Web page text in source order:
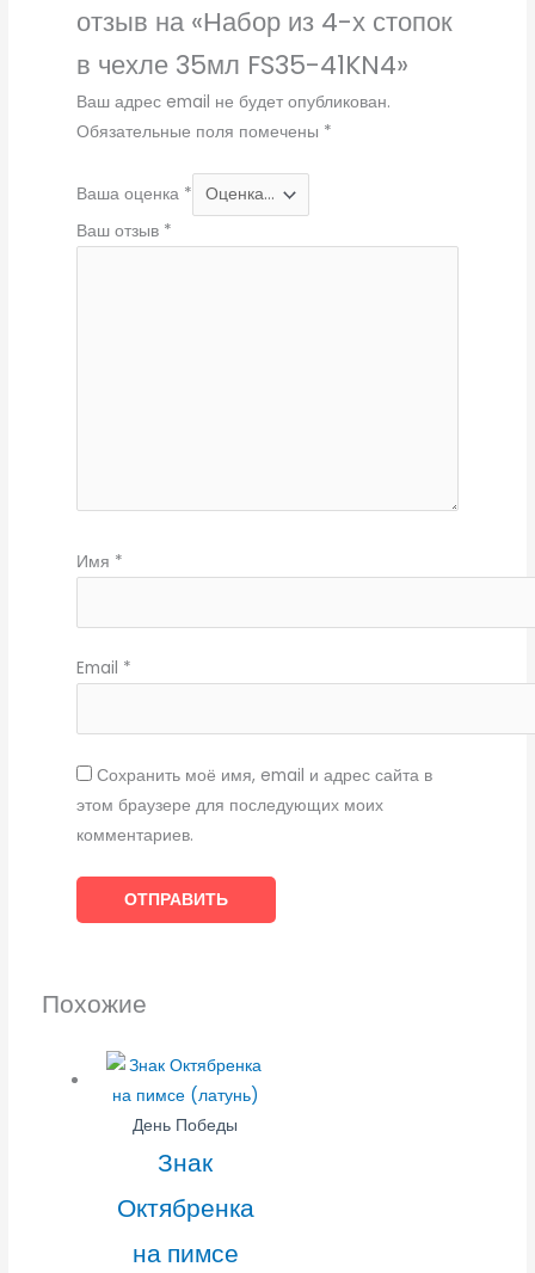
отзыв на «Набор из 4-х стопок
в чехле 35мл FS35-41KN4»
Ваш адрес email не будет опубликован.
Обязательные поля помечены *
Ваша оценка *
Ваш отзыв *
Имя *
Email *
Сохранить моё имя, email и адрес сайта в
этом браузере для последующих моих
комментариев.
Похожие
День Победы
Знак
Октябренка
на пимсе